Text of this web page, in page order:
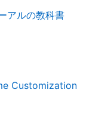
アルの教科書
Customization